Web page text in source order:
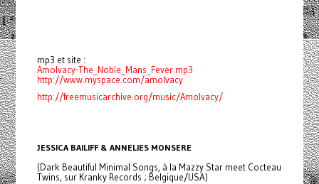
mp3 et site :
Amolvacy-The_Noble_Mans_Fever.mp3
http://www.myspace.com/amolvacy
http://freemusicarchive.org/music/Amolvacy/
JESSICA BAILIFF & ANNELIES MONSERE
(Dark Beautiful Minimal Songs, à la Mazzy Star meet Cocteau
Twins, sur Kranky Records ; Belgique/USA)